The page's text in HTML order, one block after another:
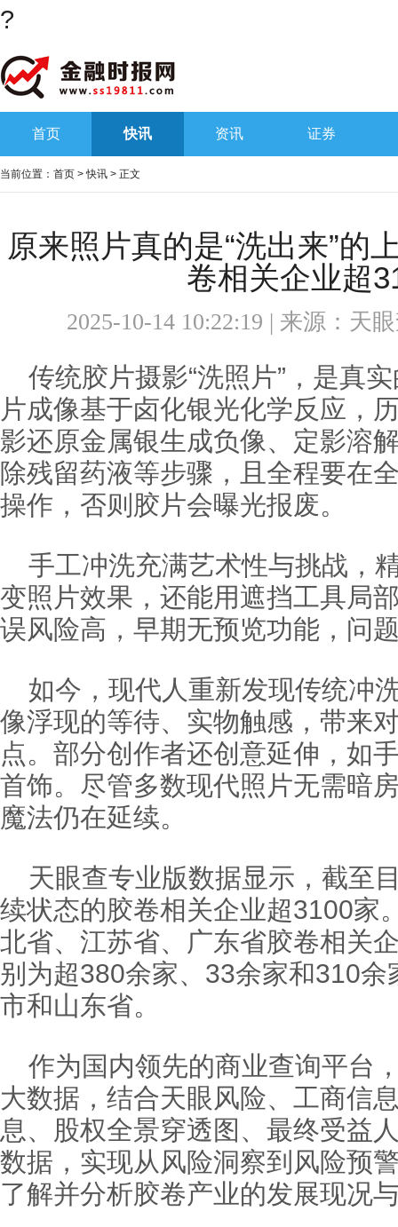
?
首页 快讯 资讯 证券
当前位置： 首页 >快讯 > 正文
原来照片真的是“洗出来”的
卷相关企业超
2025-10-14 10:22:19 | 来源： 天
传统胶片摄影“洗照片”，是真
片成像基于卤化银光化学反应，
影还原金属银生成负像、定影溶
除残留药液等步骤，且全程要在
操作，否则胶片会曝光报废。
手工冲洗充满艺术性与挑战，
变照片效果，还能用遮挡工具局
误风险高，早期无预览功能，问
如今，现代人重新发现传统冲
像浮现的等待、实物触感，带来
点。部分创作者还创意延伸，如
首饰。尽管多数现代照片无需暗
魔法仍在延续。
天眼查专业版数据显示，截至
续状态的胶卷相关企业超3100家
北省、江苏省、广东省胶卷相关
别为超380余家、33余家和310
市和山东省。
作为国内领先的商业查询平台
大数据，结合天眼风险、工商信
息、股权全景穿透图、最终受益
数据，实现从风险洞察到风险预
了解并分析胶卷产业的发展现况